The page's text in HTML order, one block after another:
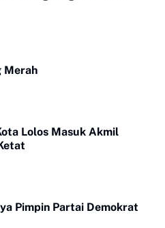
Merah
Lolos Masuk Akmil
Pimpin Partai Demokrat